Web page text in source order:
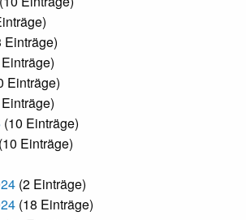
Einträge)
Einträge)
(10 Einträge)
(10 Einträge)
(2 Einträge)
(18 Einträge)